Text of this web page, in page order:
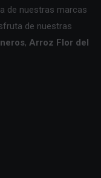
de nuestras marcas
de nuestras
, Arroz Flor del